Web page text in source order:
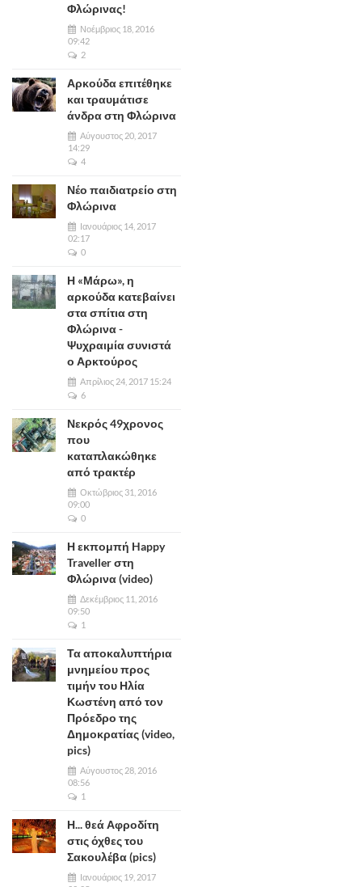
Φλώρινας!
Νοέμβριος 18, 2016
09:42
2
Αρκούδα επιτέθηκε
και τραυμάτισε
άνδρα στη Φλώρινα
Αύγουστος 20, 2017
14:29
4
Νέο παιδιατρείο στη
Φλώρινα
Ιανουάριος 14, 2017
02:17
0
Η «Μάρω», η
αρκούδα κατεβαίνει
στα σπίτια στη
Φλώρινα -
Ψυχραιμία συνιστά
ο Αρκτούρος
Απρίλιος 24, 2017 15:24
6
Νεκρός 49χρονος
που
καταπλακώθηκε
από τρακτέρ
Οκτώβριος 31, 2016
09:00
0
Η εκπομπή Happy
Traveller στη
Φλώρινα (video)
Δεκέμβριος 11, 2016
09:50
1
Τα αποκαλυπτήρια
μνημείου προς
τιμήν του Ηλία
Κωστένη από τον
Πρόεδρο της
Δημοκρατίας (video,
pics)
Αύγουστος 28, 2016
08:56
1
Η... θεά Αφροδίτη
στις όχθες του
Σακουλέβα (pics)
Ιανουάριος 19, 2017